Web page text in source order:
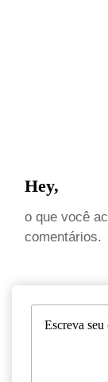
Hey,
o que você
comentários.